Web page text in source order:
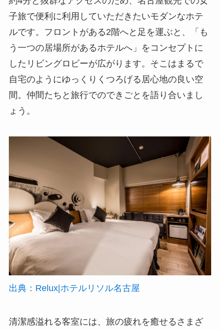
子旅で便利に利用していただきたいモダンなホテ
ルです。フロントがある2階へと足を運ぶと、「も
う一つの居場所があるホテルへ」をコンセプトに
したリビングロビーが広がります。そこはまるで
自宅のようにゆっくりくつろげる居心地の良い空
間。仲間たちと旅行でのできごとを語り合いまし
ょう。
出典：Relux|ホテルリソル名古屋
清潔感溢れる客室には、旅の疲れを癒せるさまざ